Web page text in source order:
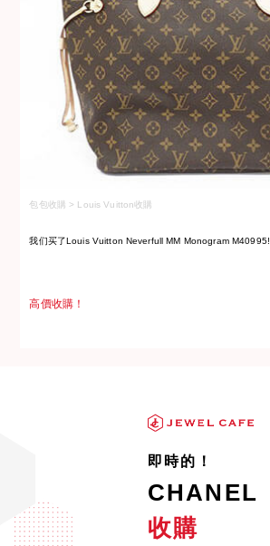
包包收購 > Louis Vuitton收購
我们买了Louis Vuitton Neverfull MM Monogram M40995!
高價收購！
即時的！
CHANEL
收購